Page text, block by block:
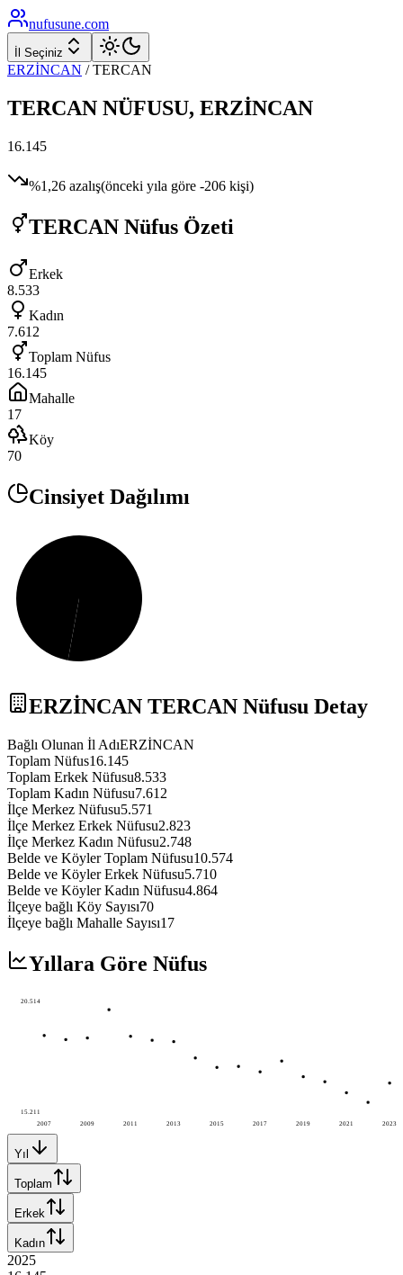
nufusune.com
İl Seçiniz
ERZİNCAN /TERCAN
TERCAN NÜFUSU, ERZİNCAN
16.145
%1,26 azalış(önceki yıla göre -206 kişi)
TERCAN Nüfus Özeti
Erkek
8.533
Kadın
7.612
Toplam Nüfus
16.145
Mahalle
17
Köy
70
Cinsiyet Dağılımı
ERZİNCAN TERCAN Nüfusu Detay
Bağlı Olunan İl AdıERZİNCAN
Toplam Nüfus16.145
Toplam Erkek Nüfusu8.533
Toplam Kadın Nüfusu7.612
İlçe Merkez Nüfusu5.571
İlçe Merkez Erkek Nüfusu2.823
İlçe Merkez Kadın Nüfusu2.748
Belde ve Köyler Toplam Nüfusu10.574
Belde ve Köyler Erkek Nüfusu5.710
Belde ve Köyler Kadın Nüfusu4.864
İlçeye bağlı Köy Sayısı70
İlçeye bağlı Mahalle Sayısı17
Yıllara Göre Nüfus
2007 2009 2011 2013 2015 2017 2019 2021 2023
20.514
15.211
Yıl
Toplam
Erkek
Kadın
2025